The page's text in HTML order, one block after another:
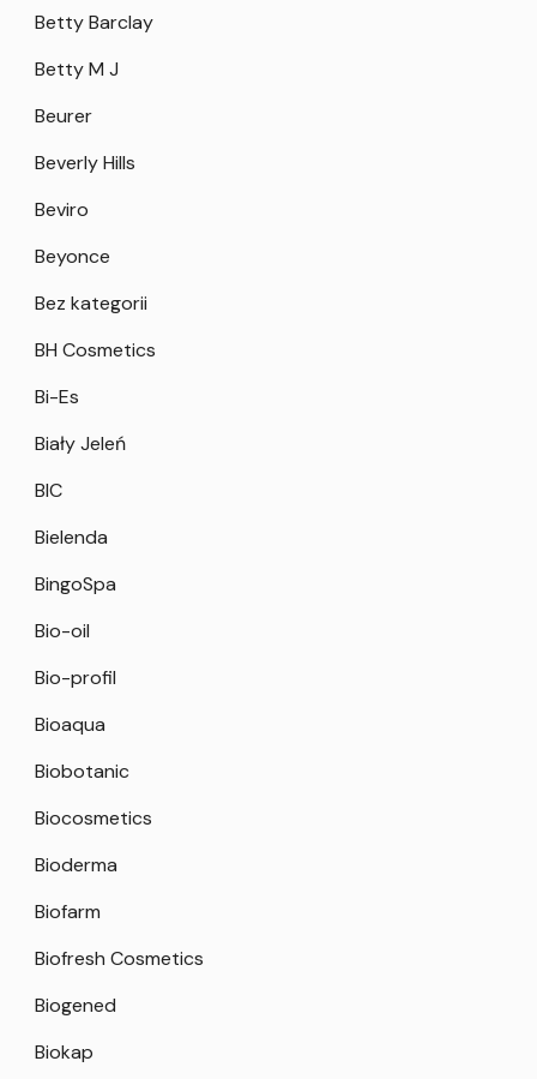
Betty Barclay
Betty M J
Beurer
Beverly Hills
Beviro
Beyonce
Bez kategorii
BH Cosmetics
Bi-Es
Biały Jeleń
BIC
Bielenda
BingoSpa
Bio-oil
Bio-profil
Bioaqua
Biobotanic
Biocosmetics
Bioderma
Biofarm
Biofresh Cosmetics
Biogened
Biokap